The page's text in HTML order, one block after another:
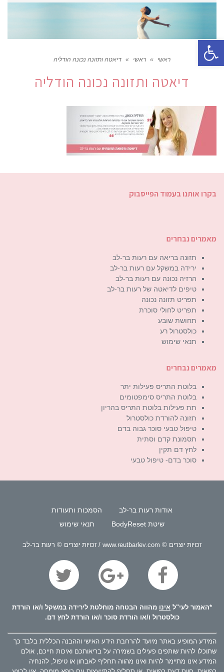
פתח סרגל נגישות
ראשי » ראשי » דיאטה ותזונה נכונה הודליה
דיאטה ותזונה נכונה הודליה
בקרו אותנו בעמוד הפייסבוק
מאמרים נבחרים
תזונה בריאה עם רעות בר-לב
ירידה במשקל עם רעות בר-לב
הרזיה נכונה עם רעות בר-לב
טיפים לדיאטה של רעות בר-לב
תפריט תזונה נכונה
תפריט לחולי סוכרת
תחושת שובע
כולסטרול רע
תנאי שימוש
מאמרים נבחרים
בלוטת התריס פעילות יתר
בלוטת התריס סימפטומים
תת פעילות בלוטת התריס בהריון
תזונה להורדת כולסטרול
טיפול טבעי סוכר גבוה בדם
תסמונת קדם וסתית
לחץ דם תקין
סוכר בדם- טיפול טבעי
אודות רעות בר-לב
הסמכות ותעודות
שיטת BodyReset
תנאי שימוש
זכויות יוצרים © www.reutbarlev.com / זכויות יוצרים © רעות בר-לב
*האמור לעי"ל אינו מהווה הבטחה מוחלטת לירידה במשקל ו/או הורדת
כולסטרול ו/או הורדת סוכר ו/או הורדת לחץ דם.
המידע המופיע באתר מיועד להרחבת הידע האישי וההבנה הכללית בלבד כך
שתוכלו להיות שותפים פעילים בשמירה על בריאותכם ואיכות חייכם, אולם
המידע אינו מתיימר להיות ואינו מהווה תחליף לאבחון או טיפול, להנחיה